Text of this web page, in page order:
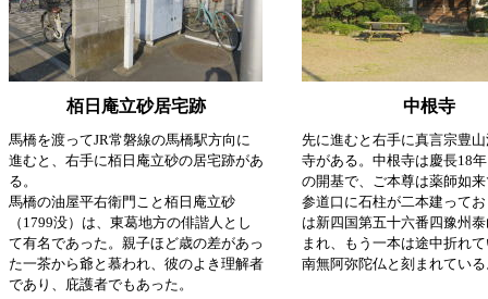
栢日庵立砂居宅跡 中根寺
馬橋を渡ってJR常磐線の馬橋駅方向に
進むと、右手に栢日庵立砂の居宅跡があ
る。
馬橋の油屋平右衛門こと栢日庵立砂
（1799没）は、東葛地方の俳諧人とし
て有名であった。親子ほど歳の差があっ
た一茶から爺と慕われ、彼のよき理解者
であり、庇護者でもあった。
先に進むと右手に真言宗豊
寺がある。中根寺は慶長18
の開基で、ご本尊は薬師如
参道口に石柱が二本建って
は新四国第五十六番四豫州
まれ、もう一本は途中折れ
南無阿弥陀仏と刻まれてい